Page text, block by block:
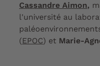
Cassandre Aimon,
l'université au
(EPOC) et Marie-